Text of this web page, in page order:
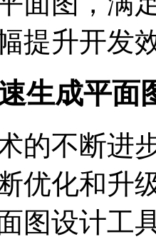
提升开发
生成平面
的不断进
优化和升
图设计工